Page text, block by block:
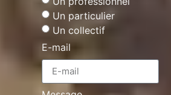
Un particulier
Un collectif
E-mail